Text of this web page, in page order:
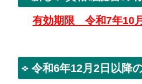
有効期限 令和7年10
令和6年12月2日以降